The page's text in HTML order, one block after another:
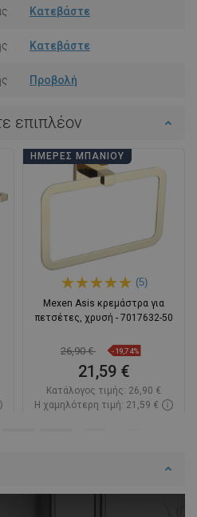
Κατεβάστε
Κατεβάστε
Προβολή
επιπλέον
ΗΜΈΡΕΣ ΜΠΆΝΙΟΥ
(5)
Mexen Asis κρεμάστρα για
πετσέτες, χρυσή - 7017632-50
26,90 € -19,74%
21,59 €
Κατάλογος τιμής: 26,90 €
Η χαμηλότερη τιμή: 21,59 €